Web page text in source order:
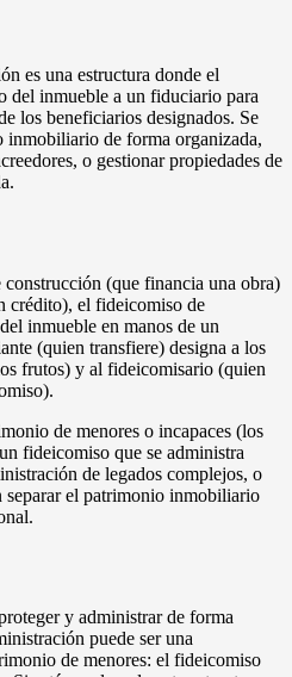
es una estructura donde el
del inmueble a un fiduciario para
los beneficiarios designados. Se
inmobiliario de forma organizada,
o gestionar propiedades de
(que financia una obra)
crédito), el fideicomiso de
inmueble en manos de un
(quien transfiere) designa a los
frutos) y al fideicomisario (quien
de menores o incapaces (los
fideicomiso que se administra
de legados complejos, o
separar el patrimonio inmobiliario
y administrar de forma
puede ser una
de menores: el fideicomiso